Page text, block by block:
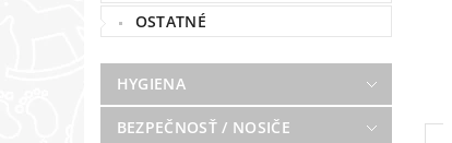
OSTATNÉ
HYGIENA
BEZPEČNOSŤ / NOSIČE